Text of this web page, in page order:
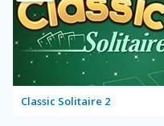
Classic Solitaire 2